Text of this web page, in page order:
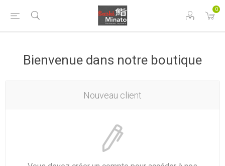
0
Bienvenue dans notre boutique
Nouveau client